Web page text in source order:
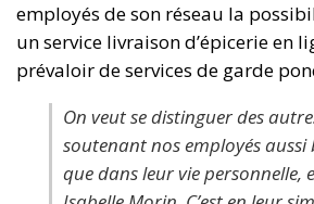
employés de son réseau la
un service livraison d’épicerie en
prévaloir de services de garde
On veut se distinguer des
soutenant nos employés
que dans leur vie personnelle,